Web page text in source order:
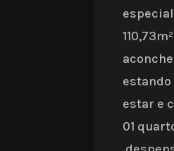
estar e
01